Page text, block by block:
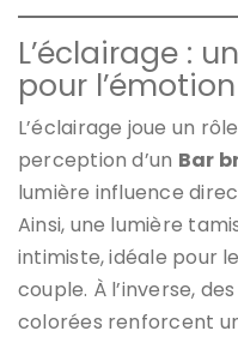
L’éclairage :
pour l’émotion
L’éclairage joue un
perception d’un Bar
lumière influence
Ainsi, une lumière
intimiste, idéale pour
couple. À l’inverse,
colorées renforcent